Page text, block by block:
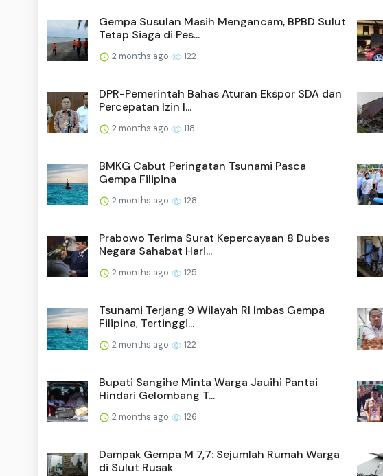
Gempa Susulan Masih Mengancam, BPBD Sulut
Tetap Siaga di Pes...
2 months ago 122
DPR-Pemerintah Bahas Aturan Ekspor SDA dan
Percepatan Izin I...
2 months ago 118
BMKG Cabut Peringatan Tsunami Pasca
Gempa Filipina
2 months ago 128
Prabowo Terima Surat Kepercayaan 8 Dubes
Negara Sahabat Hari...
2 months ago 125
Tsunami Terjang 9 Wilayah RI Imbas Gempa
Filipina, Tertinggi...
2 months ago 122
Bupati Sangihe Minta Warga Jauihi Pantai
Hindari Gelombang T...
2 months ago 126
Dampak Gempa M 7,7: Sejumlah Rumah Warga
di Sulut Rusak